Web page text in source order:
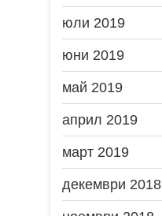
юли 2019
юни 2019
май 2019
април 2019
март 2019
декември 2018